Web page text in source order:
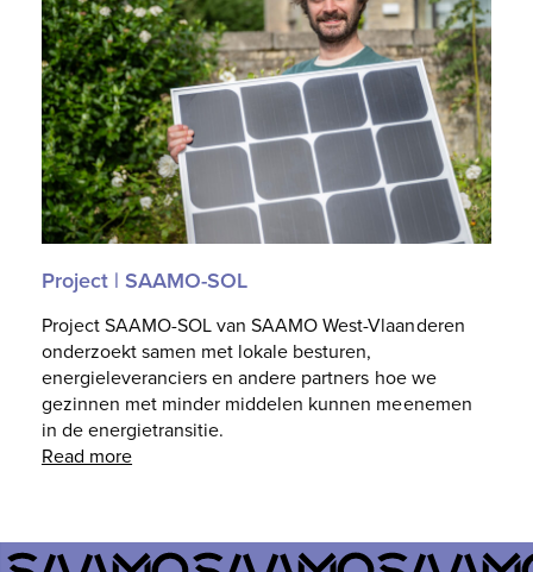
Project | SAAMO-SOL
Project SAAMO-SOL van SAAMO West-Vlaanderen
onderzoekt samen met lokale besturen,
energieleveranciers en andere partners hoe we
gezinnen met minder middelen kunnen meenemen
in de energietransitie.
Read more